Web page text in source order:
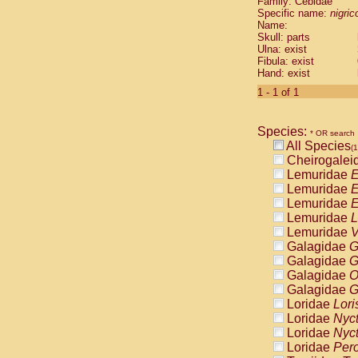
Cebidae
Cebidae
Cebidae
Cebidae
Cebidae
Cebidae
Cebidae
Cebidae
Cebidae
Cebidae
Cebidae
Cebidae
Atelidae
Atelidae
Atelidae
Atelidae
Atelidae
Atelidae
Atelidae
Atelidae
Atelidae
Atelidae
Pitheciidae
Specific name:
Name:
Skull: parts
Ulna: exist
Fibula: exist
Hand: exist
1 - 1 of 1
Species: * OR search
All Species
Lemuridae
Lemuridae
Lemuridae
Lemuridae
Lemuridae
Galagidae
Galagidae
Galagidae
Galagidae
Loridae
Loridae
Loridae
Loridae